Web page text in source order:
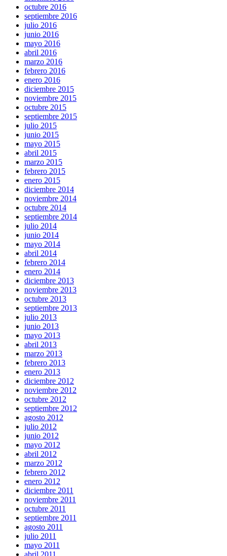
octubre 2016
septiembre 2016
julio 2016
junio 2016
mayo 2016
abril 2016
marzo 2016
febrero 2016
enero 2016
diciembre 2015
noviembre 2015
octubre 2015
septiembre 2015
julio 2015
junio 2015
mayo 2015
abril 2015
marzo 2015
febrero 2015
enero 2015
diciembre 2014
noviembre 2014
octubre 2014
septiembre 2014
julio 2014
junio 2014
mayo 2014
abril 2014
febrero 2014
enero 2014
diciembre 2013
noviembre 2013
octubre 2013
septiembre 2013
julio 2013
junio 2013
mayo 2013
abril 2013
marzo 2013
febrero 2013
enero 2013
diciembre 2012
noviembre 2012
octubre 2012
septiembre 2012
agosto 2012
julio 2012
junio 2012
mayo 2012
abril 2012
marzo 2012
febrero 2012
enero 2012
diciembre 2011
noviembre 2011
octubre 2011
septiembre 2011
agosto 2011
julio 2011
mayo 2011